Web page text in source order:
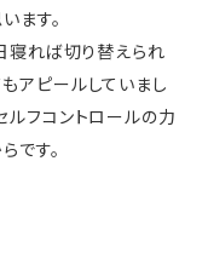
ます。
寝れば切り替えられ
アピールしていまし
ルフコントロールの力
です。